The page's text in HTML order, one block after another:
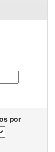
por